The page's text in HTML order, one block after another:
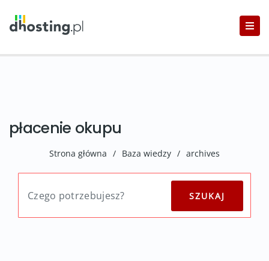
płacenie okupu
Strona główna / Baza wiedzy / archives